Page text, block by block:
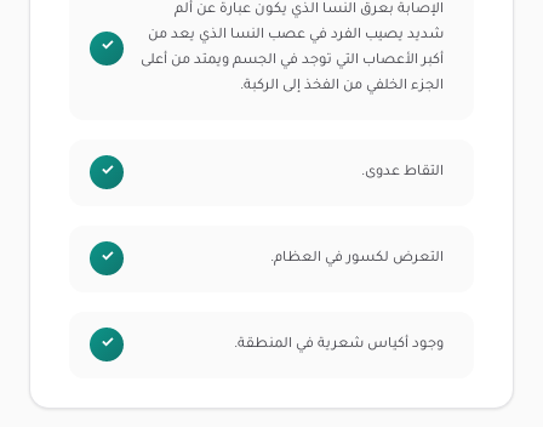
الإصابة بعرق النسا الذي يكون عبارة عن ألم
شديد يصيب الفرد في عصب النسا الذي يعد من
أكبر الأعصاب التي توجد في الجسم ويمتد من أعلى
الجزء الخلفي من الفخذ إلى الركبة.
التقاط عدوى.
التعرض لكسور في العظام.
وجود أكياس شعرية في المنطقة.